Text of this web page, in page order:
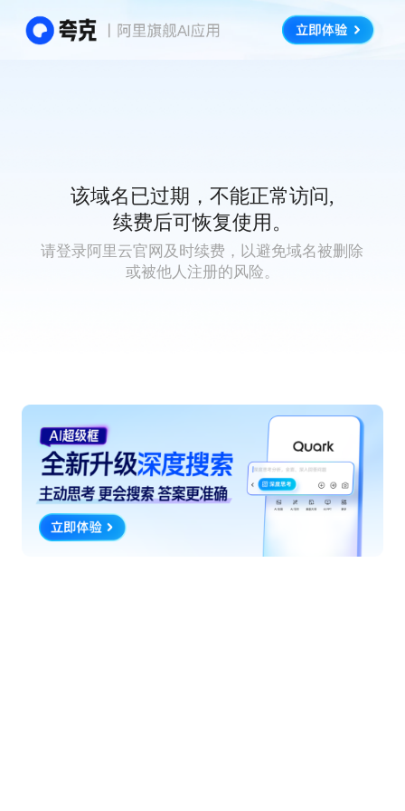
该域名已过期，不能正常访问,
续费后可恢复使用。
请登录阿里云官网及时续费，以避免域名被删除
或被他人注册的风险。